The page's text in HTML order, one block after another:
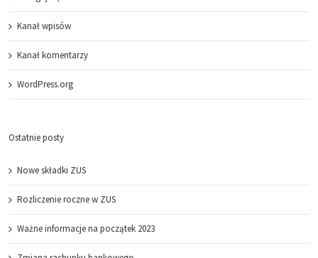
Kanał wpisów
Kanał komentarzy
WordPress.org
Ostatnie posty
Nowe składki ZUS
Rozliczenie roczne w ZUS
Ważne informacje na początek 2023